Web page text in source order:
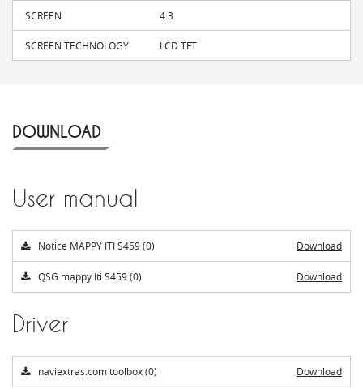
SCREEN 4.3
SCREEN TECHNOLOGY LCD TFT
DOWNLOAD
User manual
Notice MAPPY ITI S459 (0) Download
QSG mappy Iti S459 (0) Download
Driver
naviextras.com toolbox (0) Download